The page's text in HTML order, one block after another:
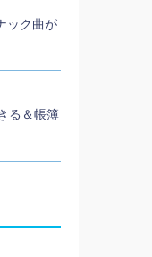
ック曲が
る＆帳簿